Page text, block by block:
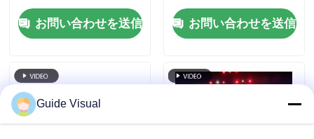
7680Hz,ステージイベ
ント用ダブルパワー&
シグナルバックアップ
お問い合わせを送信
レートと IP65 防水 HD
ビデオ ウォールディス
プレイ
お問い合わせを送信
Guide Visual